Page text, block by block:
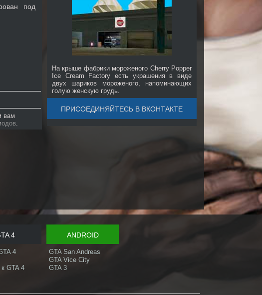
под
вам
.
На крыше фабрики мороженого Cherry Popper
Ice Cream Factory есть украшения в виде
двух шариков мороженого, напоминающих
голую женскую грудь.
ПРИСОЕДИНЯЙТЕСЬ В ВКОНТАКТЕ
4
4
GTA 4
ANDROID
GTA San Andreas
GTA Vice City
GTA 3